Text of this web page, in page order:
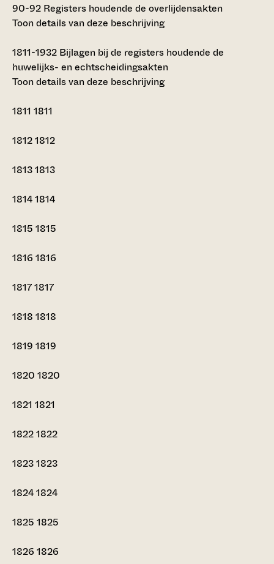
90-92 Registers houdende de overlijdensakten
Toon details van deze beschrijving
1811-1932 Bijlagen bij de registers houdende de
huwelijks- en echtscheidingsakten
Toon details van deze beschrijving
1811 1811
18121812
18131813
18141814
1815 1815
1816 1816
18171817
1818 1818
1819 1819
1820 1820
1821 1821
18221822
18231823
18241824
1825 1825
1826 1826